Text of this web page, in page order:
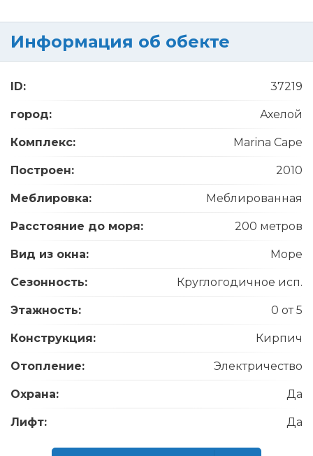
Информация об обекте
ID: 37219
город: Ахелой
Комплекс: Marina Cape
Построен: 2010
Меблировка: Меблированная
Расстояние до моря: 200 метров
Вид из окна: Море
Сезонность: Круглогодичное исп.
Этажность: 0 от 5
Конструкция: Кирпич
Отопление: Электричество
Охрана: Да
Лифт: Да